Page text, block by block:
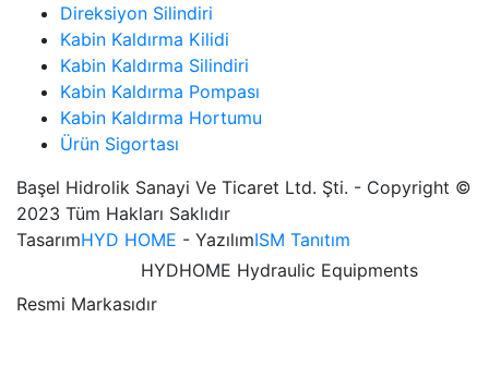
Direksiyon Silindiri
Kabin Kaldırma Kilidi
Kabin Kaldırma Silindiri
Kabin Kaldırma Pompası
Kabin Kaldırma Hortumu
Ürün Sigortası
Başel Hidrolik Sanayi Ve Ticaret Ltd. Şti. - Copyright ©
2023 Tüm Hakları Saklıdır
TasarımHYD HOME - YazılımISM Tanıtım
HYDHOME Hydraulic Equipments
Resmi Markasıdır